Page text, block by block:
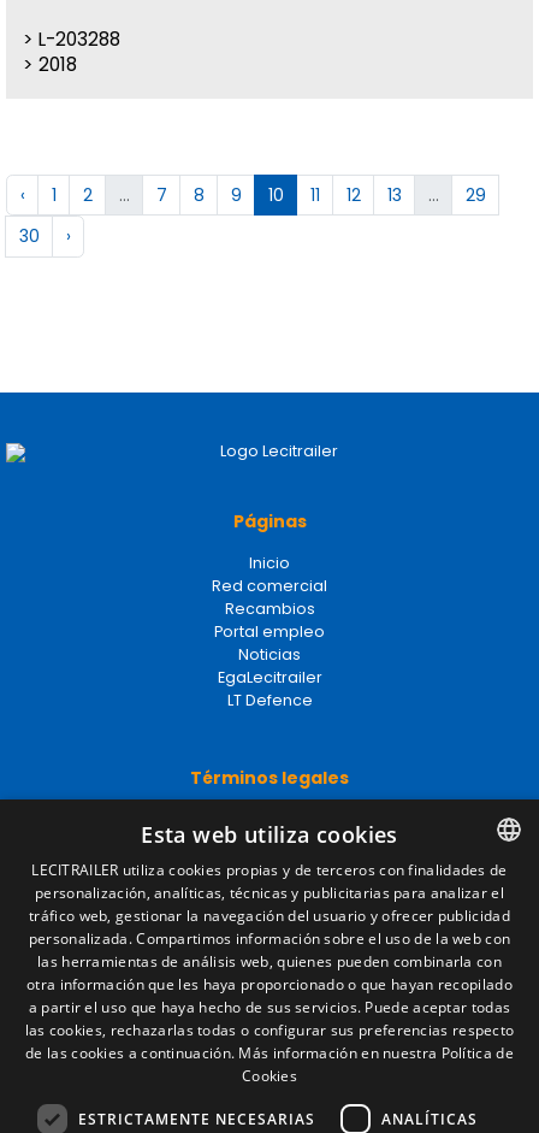
L-203288
2018
‹ 1 2 ... 7 8 9 10 11 12 13 ...
29
30
›
Páginas
Inicio
Red comercial
Recambios
Portal empleo
Noticias
EgaLecitrailer
LT Defence
Términos legales
Política de privacidad
Política de cookies
Condiciones generales de venta
Gestionar cookies
Contacto
Camino de los Huertos, S/N. Apdo 100
50620 - Casetas (Zaragoza) SPAIN
SPANISH
ENGLISH
FRENCH
ITALIAN
Esta web utiliza cookies
LECITRAILER utiliza cookies propias y de terceros con finalidades de
personalización, analíticas, técnicas y publicitarias para analizar el
tráfico web, gestionar la navegación del usuario y ofrecer publicidad
personalizada. Compartimos información sobre el uso de la web con
las herramientas de análisis web, quienes pueden combinarla con
otra información que les haya proporcionado o que hayan recopilado
a partir el uso que haya hecho de sus servicios. Puede aceptar todas
las cookies, rechazarlas todas o configurar sus preferencias respecto
de las cookies a continuación. Más información en nuestra Política de
Cookies
ESTRICTAMENTE NECESARIAS ANALÍTICAS